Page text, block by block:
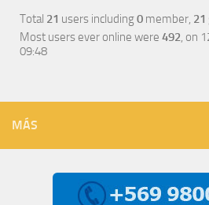
Total 21 users including0 member, 21
Most users ever online were 492, on
09:48
MÁS